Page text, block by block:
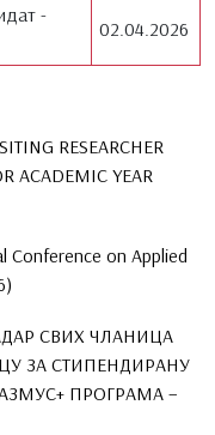
-
02.04.2026
RESEARCHER
ACADEMIC YEAR
Conference on Applied
СВИХ ЧЛАНИЦА
ЗА СТИПЕНДИРАНУ
ПРОГРАМА –